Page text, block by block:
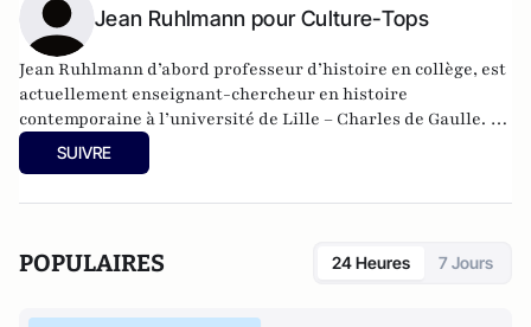
Jean Ruhlmann pour Culture-Tops
Jean Ruhlmann d’abord professeur d’histoire en collège, est
actuellement enseignant-chercheur en histoire
contemporaine à l’université de Lille – Charles de Gaulle. Le
théâtre est une passion qui remonte à sa découverte du
Festival d’Avignon ; il s’intéresse également aux séries
SUIVRE
POPULAIRES 24 Heures 7 Jours